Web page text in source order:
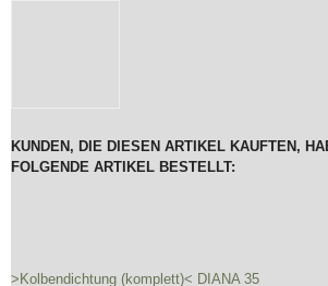
KUNDEN, DIE DIESEN ARTIKEL KAUFTEN,
FOLGENDE ARTIKEL BESTELLT:
>Kolbendichtung (komplett)< DIANA 35